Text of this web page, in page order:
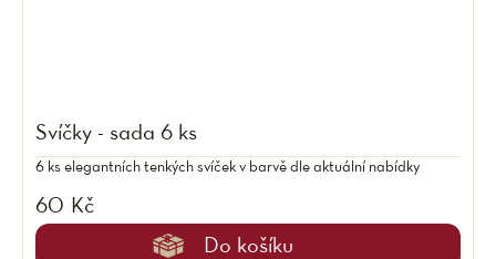
Svíčky - sada 6 ks
60 Kč
Do košíku
6 ks elegantních tenkých svíček v barvě dle aktuální nabídky